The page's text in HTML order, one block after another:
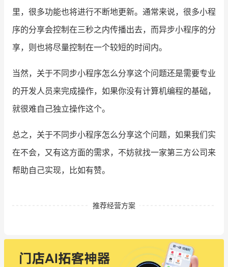
认证服务商 设计服务商
有赞云 数据通服务
里，很多功能也将进行不断地更新。通常来说，很多小程
序的分享会控制在三秒之内传播出去，而异步小程序的分
享，则也将尽量控制在一个较短的时间内。
当然，关于不同步小程序怎么分享这个问题还是需要专业
的开发人员来完成操作，如果你没有计算机编程的基础，
就很难自己独立操作这个。
总之，关于不同步小程序怎么分享这个问题，如果我们实
在不会，又有这方面的需求，不妨就找一家第三方公司来
帮助自己实现，比如有赞。
推荐经营方案